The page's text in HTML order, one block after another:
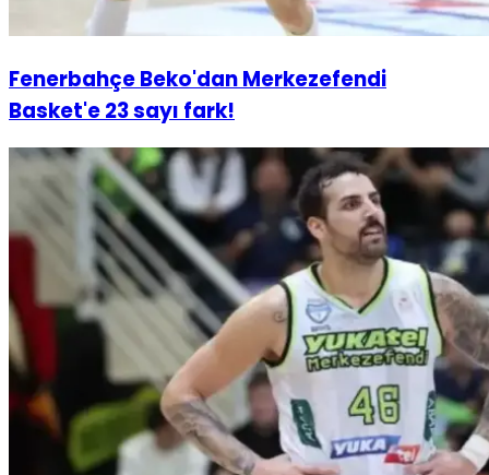
Fenerbahçe Beko'dan Merkezefendi
Basket'e 23 sayı fark!